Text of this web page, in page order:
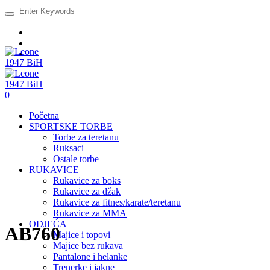
0
Početna
SPORTSKE TORBE
Torbe za teretanu
Ruksaci
Ostale torbe
RUKAVICE
Rukavice za boks
Rukavice za džak
Rukavice za fitnes/karate/teretanu
Rukavice za MMA
ODJEĆA
Majice i topovi
Majice bez rukava
Pantalone i helanke
Trenerke i jakne
AB760